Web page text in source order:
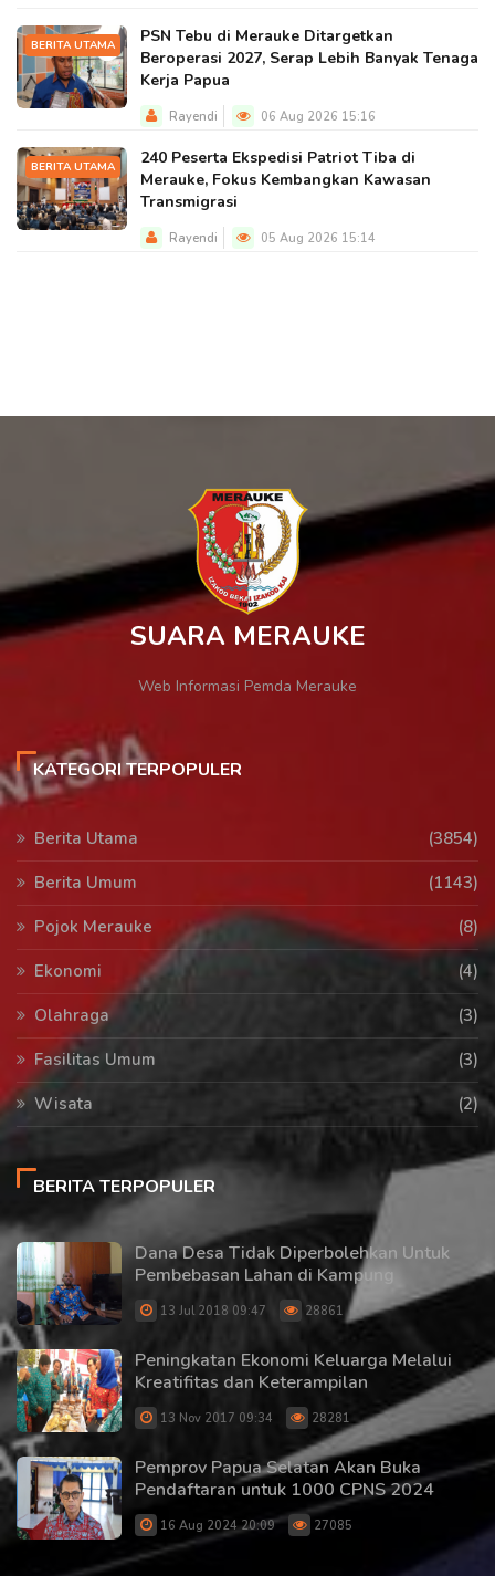
BERITA UTAMA
PSN Tebu di Merauke Ditargetkan
Beroperasi 2027, Serap Lebih Banyak Tenaga
Kerja Papua
Rayendi 06 Aug 2026 15:16
BERITA UTAMA
240 Peserta Ekspedisi Patriot Tiba di
Merauke, Fokus Kembangkan Kawasan
Transmigrasi
Rayendi 05 Aug 2026 15:14
SUARA MERAUKE
Web Informasi Pemda Merauke
KATEGORI TERPOPULER
Berita Utama
(3854)
Berita Umum
(1143)
Pojok Merauke
(8)
Ekonomi
(4)
Olahraga
(3)
Fasilitas Umum
(3)
Wisata
(2)
BERITA TERPOPULER
Dana Desa Tidak Diperbolehkan Untuk
Pembebasan Lahan di Kampung
13 Jul 2018 09:47 28861
Peningkatan Ekonomi Keluarga Melalui
Kreatifitas dan Keterampilan
13 Nov 2017 09:34 28281
Pemprov Papua Selatan Akan Buka
Pendaftaran untuk 1000 CPNS 2024
16 Aug 2024 20:09 27085